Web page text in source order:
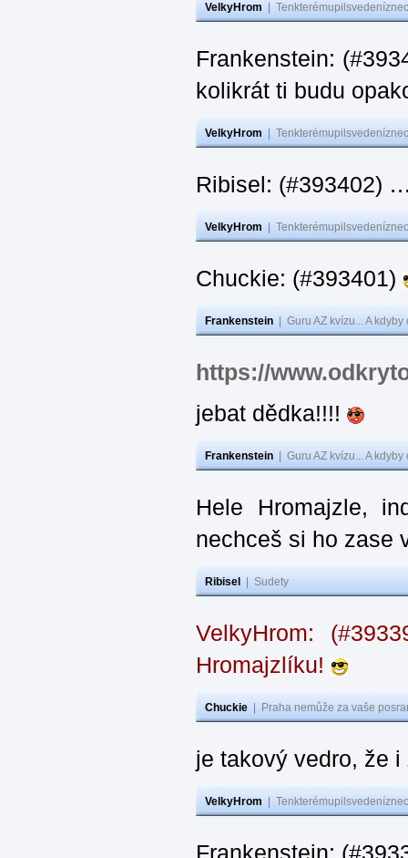
VelkyHrom
Frankenstein:
kolikrát ti budu
VelkyHrom
Ribisel: (#393402)
VelkyHrom
Chuckie: (#393401)
Frankenstein Guru AZ kvízu... A
https://
jebat dědka!!!!
Frankenstein Guru AZ kvízu... A
Hele Hromajzle,
nechceš si ho zase
Ribisel Sudety
VelkyHrom:
Hromajzlíku!
Chuckie Praha nemůže za vaše
je takový vedro, že
VelkyHrom
Frankenstein: